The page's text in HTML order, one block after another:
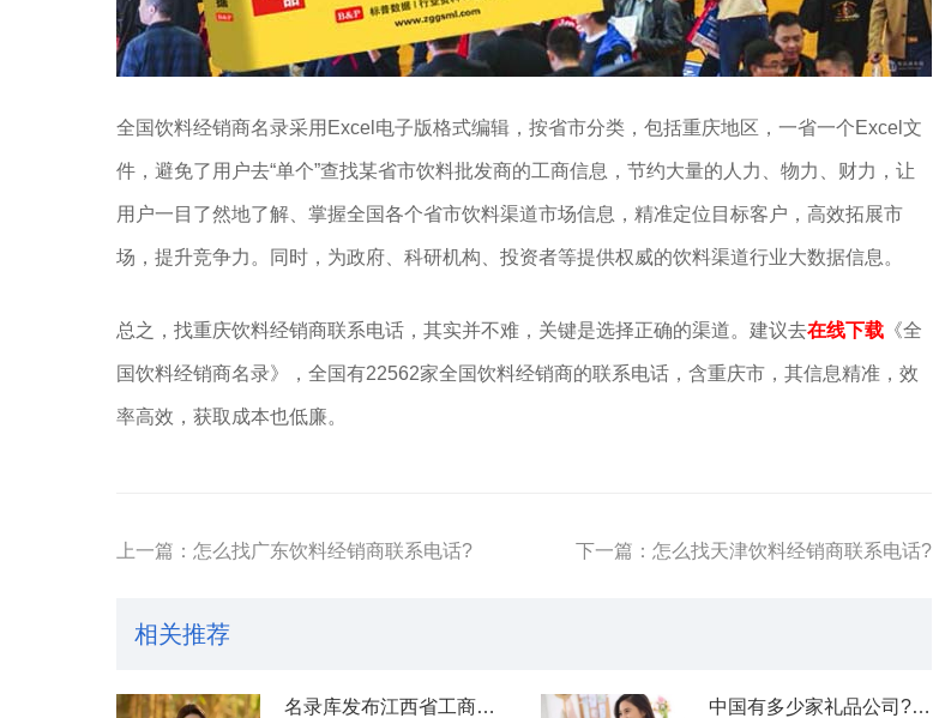
全国饮料经销商名录采用Excel电子版格式编辑，按省市分类，包括重庆地区，一省一个Excel文
件，避免了用户去“单个”查找某省市饮料批发商的工商信息，节约大量的人力、物力、财力，让
用户一目了然地了解、掌握全国各个省市饮料渠道市场信息，精准定位目标客户，高效拓展市
场，提升竞争力。同时，为政府、科研机构、投资者等提供权威的饮料渠道行业大数据信息。
总之，找重庆饮料经销商联系电话，其实并不难，关键是选择正确的渠道。建议去在线下载 《全
国饮料经销商名录》，全国有22562家全国饮料经销商的联系电话， 含重庆市， 其信息精准，效
率高效，获取成本也低廉。
上一篇：怎么找广东饮料经销商联系电话? 下一篇：怎么找天津饮料经销商联系电话?
相关推荐
名录库发布江西省工商企业名录 中国有多少家礼品公司?如何联系他们?